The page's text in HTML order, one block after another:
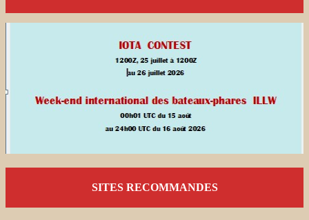
SITES RECOMMANDES